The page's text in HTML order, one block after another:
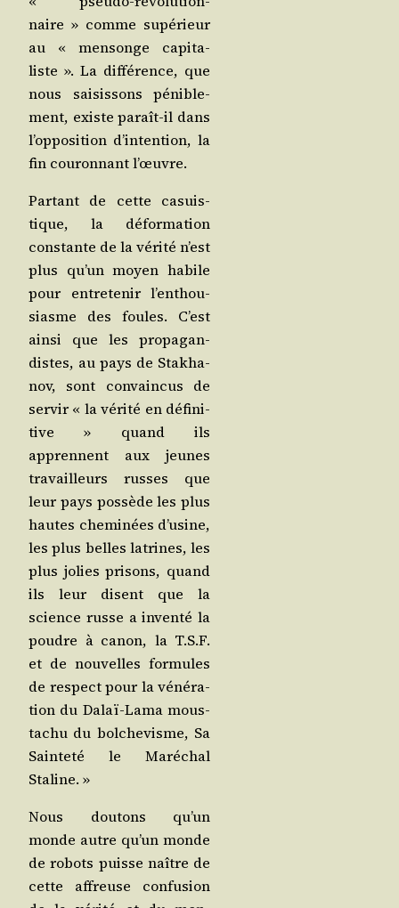
naire » comme supé­rieur
au « men­songe capi­ta­
liste ». La dif­fé­rence, que
nous sai­sis­sons péni­ble­
ment, existe paraît-il dans
l’op­po­si­tion d’in­ten­tion, la
fin cou­ron­nant l’œuvre.
Par­tant de cette casuis­
tique, la défor­ma­tion
constante de la véri­té n’est
plus qu’un moyen habile
pour entre­te­nir l’en­thou­
siasme des foules. C’est
ain­si que les pro­pa­gan­
distes, au pays de Sta­kha­
nov, sont convain­cus de
ser­vir « la véri­té en défi­ni­
tive » quand ils
apprennent aux jeunes
tra­vailleurs russes que
leur pays pos­sède les plus
hautes che­mi­nées d’u­sine,
les plus belles latrines, les
plus jolies pri­sons, quand
ils leur disent que la
science russe a inven­té la
poudre à canon, la T.S.F.
et de nou­velles for­mules
de res­pect pour la véné­ra­
tion du Dalaï-Lama mous­
ta­chu du bol­che­visme, Sa
Sain­te­té le Maré­chal
Staline. »
Nous dou­tons qu’un
monde autre qu’un monde
de robots puisse naître de
cette affreuse confu­sion